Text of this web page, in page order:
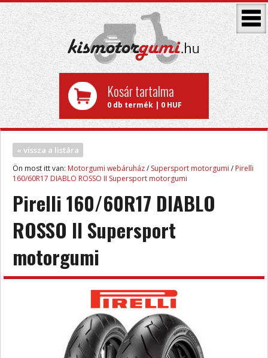
Kosár tartalma
0 db termék | 0 HUF
« vissza a listára
Ön most itt van: Motorgumi webáruház/ Supersport motorgumi / Pirelli
160/60R17 DIABLO ROSSO II Supersport motorgumi
Pirelli 160/60R17 DIABLO
ROSSO II Supersport
motorgumi